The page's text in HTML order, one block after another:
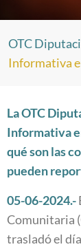
OTC
Informativa
La OTC
Informativa
qué son las
pueden
05-06-2024.-
Comunitaria
trasladó el